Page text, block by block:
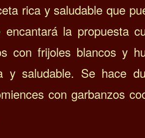
rica y saludable que
encantará la propuesta
con frijoles blancos y
y saludable. Se hace
con garbanzos